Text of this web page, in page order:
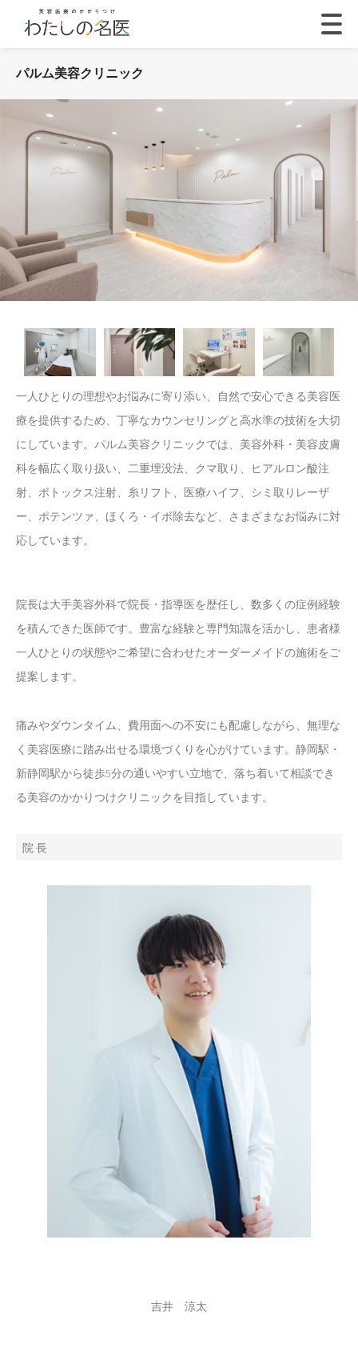
パルム美容クリニック
一人ひとりの理想やお悩みに寄り添い、自然で安心できる美容医
療を提供するため、丁寧なカウンセリングと高水準の技術を大切
にしています。パルム美容クリニックでは、美容外科・美容皮膚
科を幅広く取り扱い、二重埋没法、クマ取り、ヒアルロン酸注
射、ボトックス注射、糸リフト、医療ハイフ、シミ取りレーザ
ー、ポテンツァ、ほくろ・イボ除去など、さまざまなお悩みに対
応しています。
院長は大手美容外科で院長・指導医を歴任し、数多くの症例経験
を積んできた医師です。豊富な経験と専門知識を活かし、患者様
一人ひとりの状態やご希望に合わせたオーダーメイドの施術をご
提案します。
痛みやダウンタイム、費用面への不安にも配慮しながら、無理な
く美容医療に踏み出せる環境づくりを心がけています。静岡駅・
新静岡駅から徒歩5分の通いやすい立地で、落ち着いて相談でき
る美容のかかりつけクリニックを目指しています。
院 長
吉井 涼太